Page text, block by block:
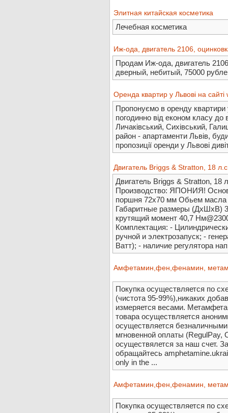
Элитная китайская косметика
Лечебная косметика
Иж-ода, двигатель 2106,
Продам Иж-ода, двигатель
дверный, небитый, 75000
Оренда квартир у Львові на
Пропонуємо в оренду квартири
погодинно від економ класу до
Личаківський, Сихівський,
район - апартаменти Львів,
пропозиції оренди у Львові
Двигатель Briggs & Stratton, 18 л.с
Двигатель Briggs & Stratton,
Производство: ЯПОНИЯ!
поршня 72x70 мм Обьем масла
Габаритные размеры (ДхШхВ)
крутящий момент 40,7
Комплектация: -
ручной и электрозапуск; -
Ватт); - наличие регулятора
Амфетамин,фен,фенамин,
Покупка осуществляется по
(чистота 95-99%),никаких
измеряется весами.
товара осуществляется
осуществляется
мгновенной оплаты
осуществялется за наш счет.
обращайтесь
only in the ...
Амфетамин,фен,фенамин,
Покупка осуществляется по